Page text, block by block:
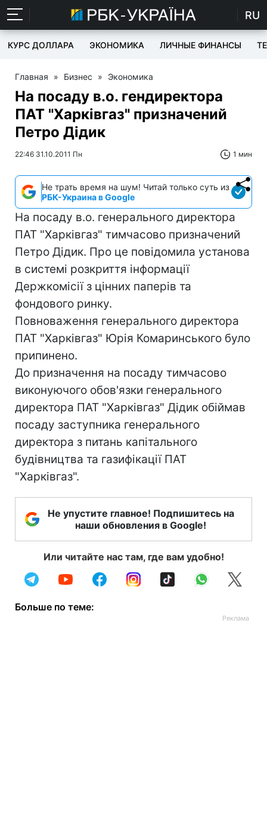
RU
КУРС ДОЛЛАРА ЭКОНОМИКА ЛИЧНЫЕ ФИНАНСЫ
Главная » Бизнес » Экономика
На посаду в.о. гендиректора
ПАТ "Харківгаз" призначений
Петро Дідик
22:46 31.10.2011 Пн 1 мин
Не трать время на шум! Читай только суть из
РБК-Украина в Google
На посаду в.о. генерального директора
ПАТ "Харківгаз" тимчасово призначений
Петро Дідик. Про це повідомила установа
в системі розкриття інформації
Держкомісії з цінних паперів та
фондового ринку.
Повноваження генерального директора
ПАТ "Харківгаз" Юрія Комаринського було
припинено.
До призначення на посаду тимчасово
виконуючого обов'язки генерального
директора ПАТ "Харківгаз" Дідик обіймав
посаду заступника генерального
директора з питань капітального
будівництва та газифікації ПАТ
"Харківгаз".
Не упустите главное! Подпишитесь на
наши обновления в Google!
Или читайте нас там, где вам удобно!
Больше по теме: